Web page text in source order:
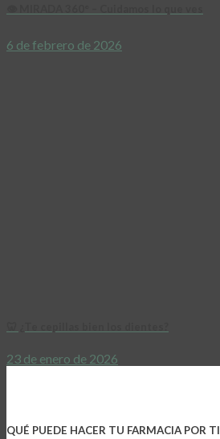
6 de febrero de 2026
23 de enero de 2026
QUÉ PUEDE HACER TU FARMACIA POR TI